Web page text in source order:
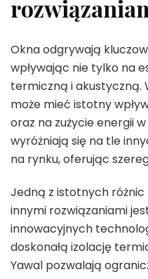
Okna odgrywają
wpływając nie tylko na
termiczną i akustyczną.
może mieć istotny
oraz na zużycie energii
wyróżniają się na tle
na rynku, oferując
Jedną z istotnych różnic
innymi rozwiązaniami
innowacyjnych
doskonałą izolację
Yawal pozwalają